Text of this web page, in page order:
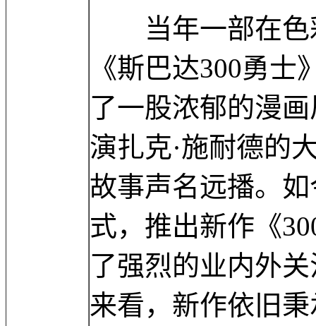
当年一部在色
《斯巴达300勇
了一股浓郁的漫
演扎克·施耐德的
故事声名远播。
式，推出新作《
了强烈的业内外
来看，新作依旧